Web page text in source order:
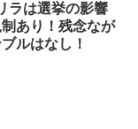
ラは選挙の影響
あり！残念なが
ルはなし！